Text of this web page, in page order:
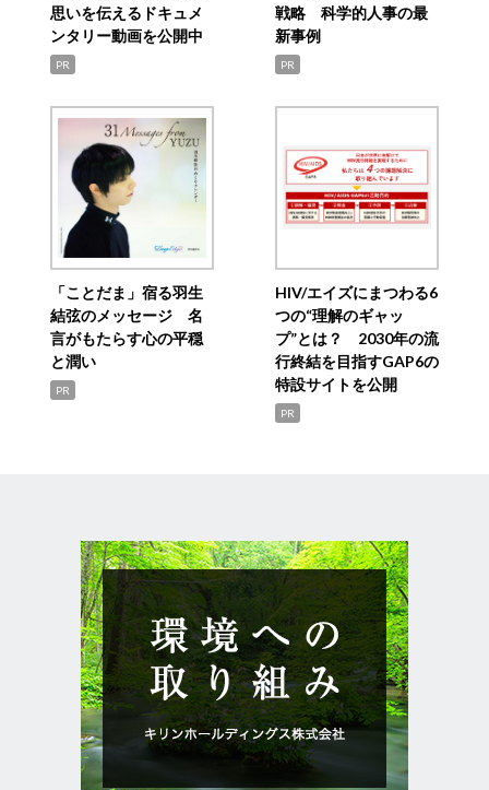
思いを伝えるドキュメ
ンタリー動画を公開中
PR
戦略 科学的人事の最
新事例
PR
「ことだま」宿る羽生
結弦のメッセージ 名
言がもたらす心の平穏
と潤い
PR
HIV/エイズにまつわる6
つの“理解のギャッ
プ”とは？ 2030年の流
行終結を目指すGAP6の
特設サイトを公開
PR